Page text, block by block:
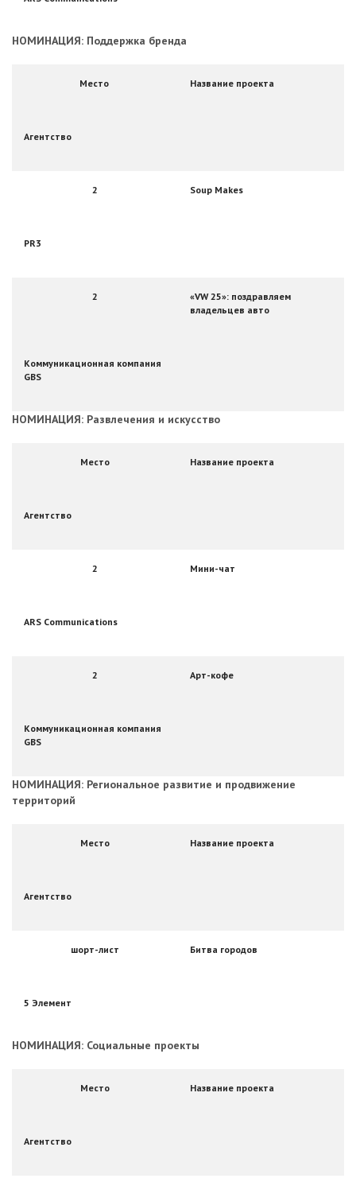
НОМИНАЦИЯ: Поддержка бренда
Место Название проекта
Агентство
2 Soup Makes
PR3
2
«VW 25»: поздравляем
владельцев авто
Коммуникационная компания
GBS
НОМИНАЦИЯ: Развлечения и искусство
Место Название проекта
Агентство
2 Мини-чат
ARS Communications
2 Арт-кофе
Коммуникационная компания
GBS
НОМИНАЦИЯ: Региональное развитие и продвижение
территорий
Место Название проекта
Агентство
шорт-лист Битва городов
5 Элемент
НОМИНАЦИЯ: Социальные проекты
Место Название проекта
Агентство